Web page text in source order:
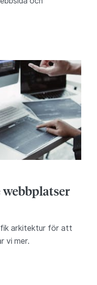
webbplatser
arkitektur för att
vi mer.